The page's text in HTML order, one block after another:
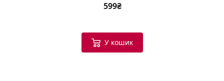
599₴
У кошик